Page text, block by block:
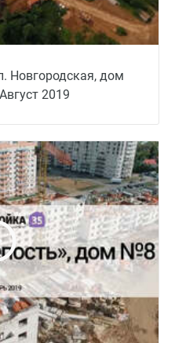
Новгородская, дом
2019